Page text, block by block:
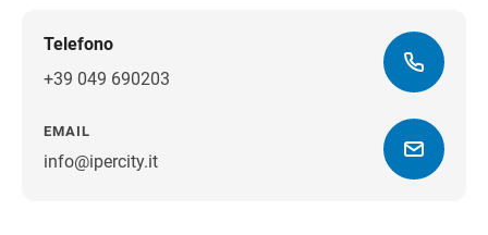
Telefono
+39 049 690203
EMAIL
info@ipercity.it